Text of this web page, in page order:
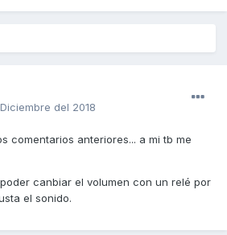
del 2018
comentarios anteriores... a mi tb me
canbiar el volumen con un relé por
el sonido.